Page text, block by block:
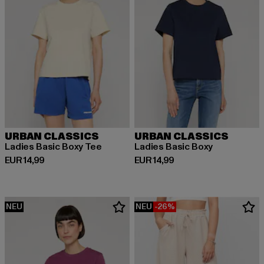
URBAN CLASSICS
Ladies Basic Boxy Tee
EUR 14,99
Derzeitiger Preis: EUR 14,99
URBAN CLASSICS
Ladies Basic Boxy
EUR 14,99
Derzeitiger Preis: EUR 14,99
NEU NEU -26%